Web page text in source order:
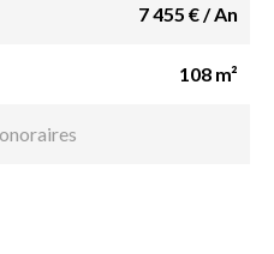
7 455 € / An
108 m²